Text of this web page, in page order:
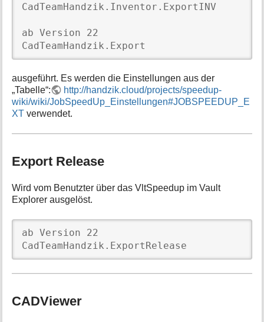
CadTeamHandzik.Inventor.ExportINV
ab Version 22
CadTeamHandzik.Export
ausgeführt. Es werden die Einstellungen aus der
„Tabelle“:
http://handzik.cloud/projects/speedup-
wiki/wiki/JobSpeedUp_Einstellungen#JOBSPEEDUP_E
XT verwendet.
Export Release
Wird vom Benutzter über das VltSpeedup im Vault
Explorer ausgelöst.
ab Version 22
CadTeamHandzik.ExportRelease
CADViewer